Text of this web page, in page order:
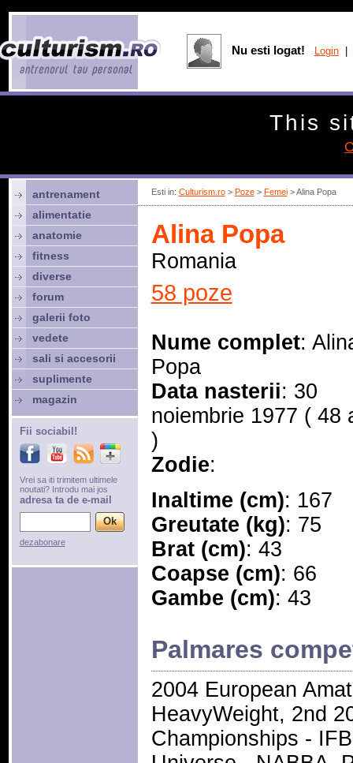
Esti in: Culturism.ro> Poze> Femei> Alina Popa
Alina Popa
Romania
58 poze
Nume complet:
Popa
Data nasterii: 30
noiembrie 1977 ( 48
)
Zodie:
Inaltime (cm): 167
Greutate (kg): 75
Brat (cm): 43
Coapse (cm): 66
Gambe (cm): 43
Palmares
2004 European
HeavyWeight, 2nd
Championships -
antrenament
alimentatie
anatomie
fitness
diverse
forum
galerii foto
vedete
sali si accesorii
suplimente
magazin
Fii sociabil!
Vrei sa iti trimitem ultimele
noutati? Introdu mai jos
adresa ta de e-mail
dezabonare
Nu esti logat! Login
This